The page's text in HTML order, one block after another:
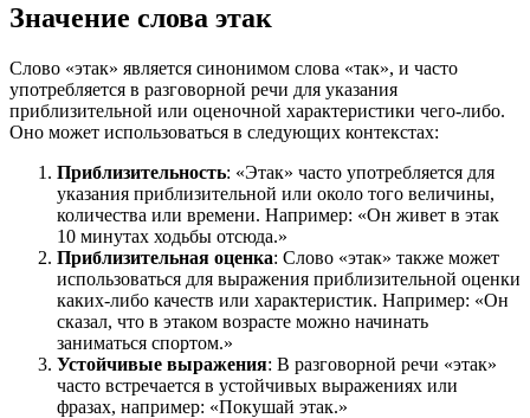
Значение слова этак
Слово «этак» является синонимом слова «так», и часто
употребляется в разговорной речи для указания
приблизительной или оценочной характеристики чего-либо.
Оно может использоваться в следующих контекстах:
Приблизительность: «Этак» часто употребляется для
указания приблизительной или около того величины,
количества или времени. Например: «Он живет в этак
10 минутах ходьбы отсюда.»
Приблизительная оценка: Слово «этак» также может
использоваться для выражения приблизительной оценки
каких-либо качеств или характеристик. Например: «Он
сказал, что в этаком возрасте можно начинать
заниматься спортом.»
Устойчивые выражения: В разговорной речи «этак»
часто встречается в устойчивых выражениях или
фразах, например: «Покушай этак.»